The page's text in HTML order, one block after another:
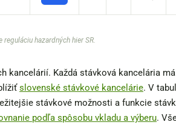
hazardných hier SR.
kancelárií. Každá stávková kancelária
slovenské stávkové kancelárie. V
stávkové možnosti a funkcie
podľa spôsobu vkladu a výberu.